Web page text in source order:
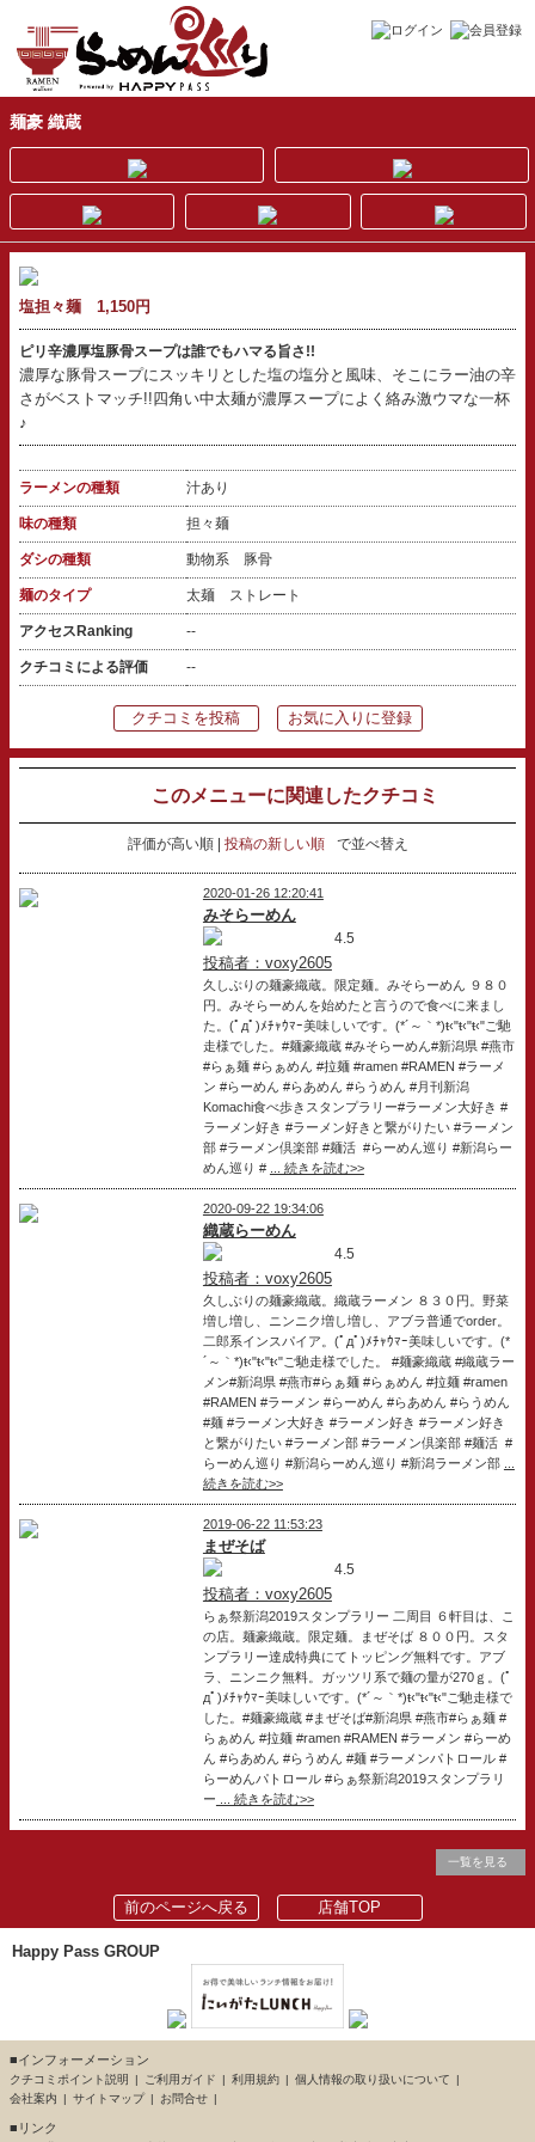
麺豪 織蔵
塩担々麺 1,150円
ピリ辛濃厚塩豚骨スープは誰でもハマる旨さ!!
濃厚な豚骨スープにスッキリとした塩の塩分と風味、そこにラー油の辛
さがベストマッチ!!四角い中太麺が濃厚スープによく絡み激ウマな一杯
♪
ラーメンの種類 汁あり
味の種類 担々麺
ダシの種類 動物系 豚骨
麺のタイプ 太麺 ストレート
アクセスRanking --
クチコミによる評価 --
クチコミを投稿 お気に入りに登録
このメニューに関連したクチコミ
評価が高い順 投稿の新しい順 で並べ替え
2020-01-26 12:20:41
みそらーめん
4.5
投稿者：voxy2605
久しぶりの麺豪織蔵。限定麺。みそらーめん ９８０
円。みそらーめんを始めたと言うので食べに来まし
た。(ﾟдﾟ)ﾒﾁｬｳﾏｰ美味しいです。(*´～｀*)ŧ‹"ŧ‹"ŧ‹"ご馳
走様でした。#麺豪織蔵 #みそらーめん#新潟県 #燕市
#らぁ麺 #らぁめん #拉麺 #ramen #RAMEN #ラーメ
ン #らーめん #らあめん #らうめん #月刊新潟
Komachi食べ歩きスタンプラリー#ラーメン大好き #
ラーメン好き #ラーメン好きと繋がりたい #ラーメン
部 #ラーメン倶楽部 #麺活 ‪ #らーめん巡り #新潟らー
めん巡り #
... 続きを読む>>
2020-09-22 19:34:06
織蔵らーめん
4.5
投稿者：voxy2605
久しぶりの麺豪織蔵。織蔵ラーメン ８３０円。野菜
増し増し、ニンニク増し増し、アブラ普通でorder。
二郎系インスパイア。(ﾟдﾟ)ﾒﾁｬｳﾏｰ美味しいです。(*
´～｀*)ŧ‹"ŧ‹"ŧ‹"ご馳走様でした。 #麺豪織蔵 #織蔵ラー
メン#新潟県 #燕市#らぁ麺 #らぁめん #拉麺 #ramen
#RAMEN #ラーメン #らーめん #らあめん #らうめん
#麺 #ラーメン大好き #ラーメン好き #ラーメン好き
と繋がりたい #ラーメン部 #ラーメン倶楽部 #麺活 ‪ #
らーめん巡り #新潟らーめん巡り #新潟ラーメン部
続きを読む>>
2019-06-22 11:53:23
まぜそば
4.5
投稿者：voxy2605
らぁ祭新潟2019スタンプラリー 二周目 ６軒目は、こ
の店。麺豪織蔵。限定麺。まぜそば ８００円。スタ
ンプラリー達成特典にてトッピング無料です。アブ
ラ、ニンニク無料。ガッツリ系で麺の量が270ｇ。(ﾟ
дﾟ)ﾒﾁｬｳﾏｰ美味しいです。(*´～｀*)ŧ‹"ŧ‹"ŧ‹"ご馳走様で
した。#麺豪織蔵 #まぜそば#新潟県 #燕市#らぁ麺 #
らぁめん #拉麺 #ramen #RAMEN #ラーメン #らーめ
ん #らあめん #らうめん #麺 #ラーメンパトロール #
らーめんパトロール ‪#らぁ祭新潟2019スタンプラリ
ー ... 続きを読む>>
一覧を見る
前のページへ戻る 店舗TOP
Happy Pass GROUP
■インフォーメーション
クチコミポイント説明 ご利用ガイド 利用規約
個人情報の取り扱いについて
会社案内
サイトマップ お問合せ
■リンク